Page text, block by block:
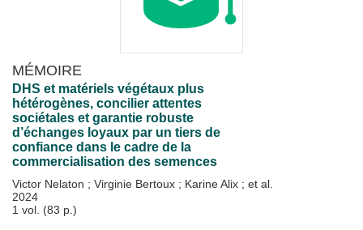
MÉMOIRE
DHS et matériels végétaux plus
hétérogènes, concilier attentes
sociétales et garantie robuste
d’échanges loyaux par un tiers de
confiance dans le cadre de la
commercialisation des semences
Victor Nelaton ; Virginie Bertoux ; Karine Alix ; et al.
2024
1 vol. (83 p.)